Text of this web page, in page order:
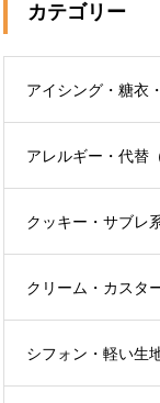
カテゴリー
アイシング・糖衣
アレルギー・代替
クッキー・サブレ
クリーム・カスタ
シフォン・軽い生